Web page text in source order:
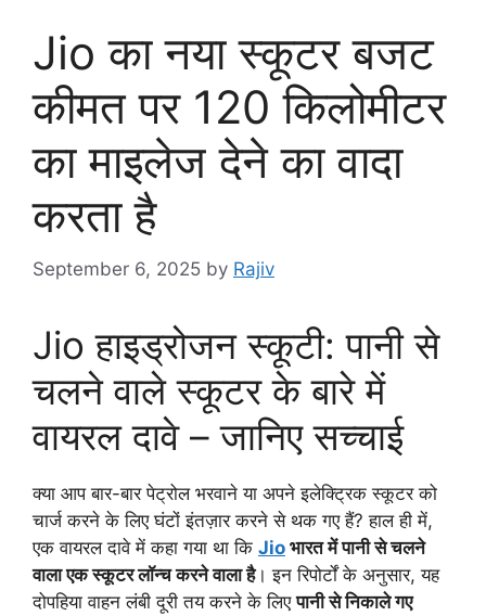
Jio का नया स्कूटर बजट
कीमत पर 120 किलोमीटर
का माइलेज देने का वादा
करता है
September 6, 2025 by Rajiv
Jio हाइड्रोजन स्कूटी: पानी से
चलने वाले स्कूटर के बारे में
वायरल दावे – जानिए सच्चाई
क्या आप बार-बार पेट्रोल भरवाने या अपने इलेक्ट्रिक स्कूटर को
चार्ज करने के लिए घंटों इंतज़ार करने से थक गए हैं? हाल ही में,
एक वायरल दावे में कहा गया था कि Jio भारत में पानी से चलने
वाला एक स्कूटर लॉन्च करने वाला है। इन रिपोर्टों के अनुसार, यह
दोपहिया वाहन लंबी दूरी तय करने के लिएपानी से निकाले गए